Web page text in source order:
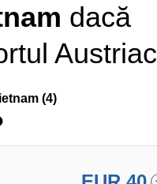
dacă
Austriac
(4)